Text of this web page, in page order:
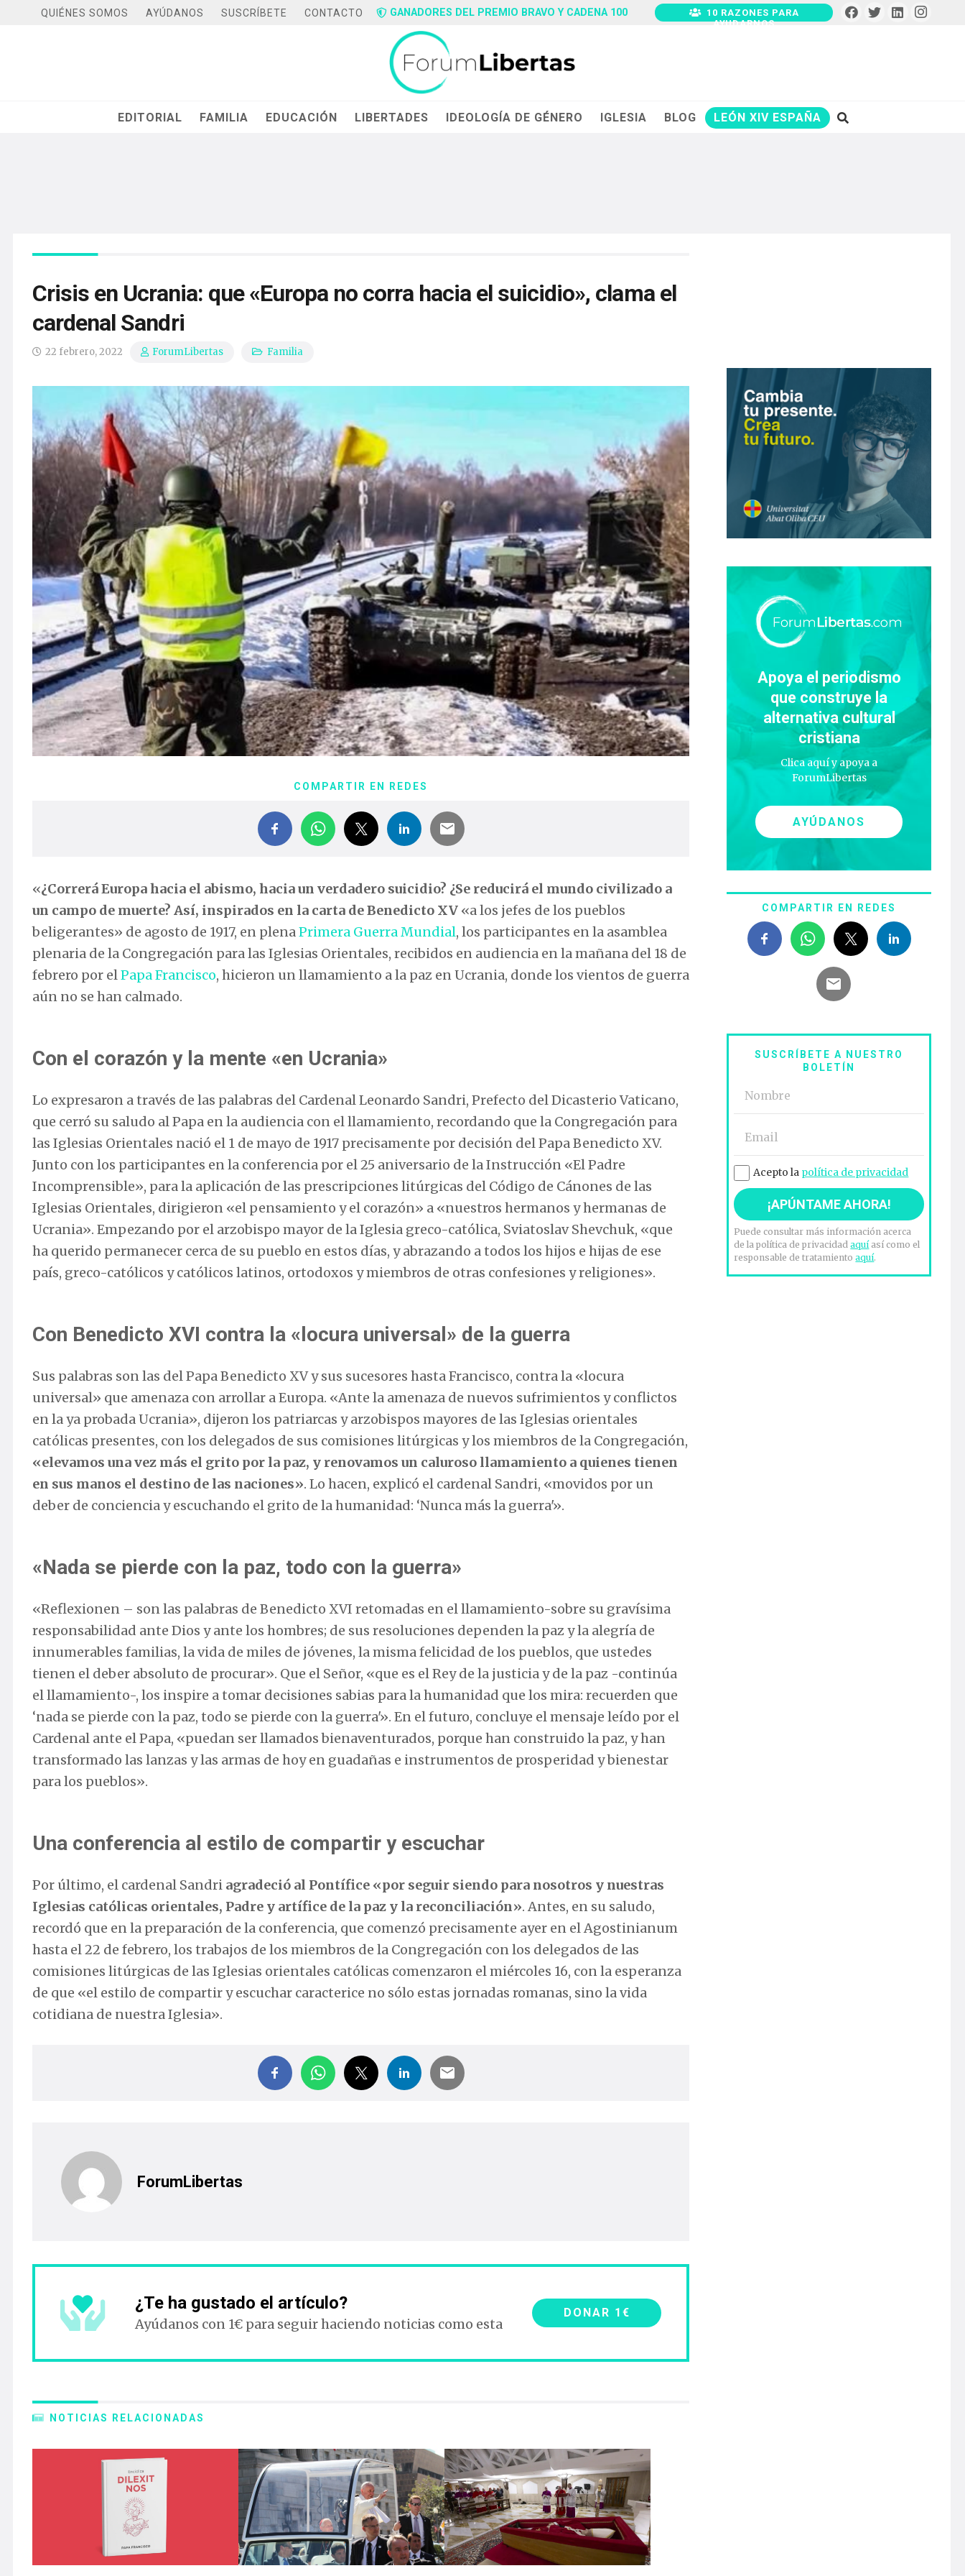
QUIÉNES SOMOS AYÚDANOS SUSCRÍBETE CONTACTO GANADORES DEL PREMIO BRAVO Y CADENA 100
10 RAZONES PARA
AYUDARNOS
EDITORIAL FAMILIA EDUCACIÓN LIBERTADES IDEOLOGÍA DE GÉNERO IGLESIA BLOG LEÓN XIV ESPAÑA
Crisis en Ucrania: que «Europa no corra hacia el suicidio», clama el
cardenal Sandri
22 febrero, 2022 ForumLibertas Familia
COMPARTIR EN REDES
«¿Correrá Europa hacia el abismo, hacia un verdadero suicidio? ¿Se reducirá el mundo civilizado a
un campo de muerte? Así, inspirados en la carta de Benedicto XV «a los jefes de los pueblos
beligerantes» de agosto de 1917, en plenaPrimera Guerra Mundial, los participantes en la asamblea
plenaria de la Congregación para las Iglesias Orientales, recibidos en audiencia en la mañana del 18 de
febrero por elPapa Francisco, hicieron un llamamiento a la paz en Ucrania, donde los vientos de guerra
aún no se han calmado.
Con el corazón y la mente «en Ucrania»
Lo expresaron a través de las palabras del Cardenal Leonardo Sandri, Prefecto del Dicasterio Vaticano,
que cerró su saludo al Papa en la audiencia con el llamamiento, recordando que la Congregación para
las Iglesias Orientales nació el 1 de mayo de 1917 precisamente por decisión del Papa Benedicto XV.
Junto con los participantes en la conferencia por el 25 aniversario de la Instrucción «El Padre
Incomprensible», para la aplicación de las prescripciones litúrgicas del Código de Cánones de las
Iglesias Orientales, dirigieron «el pensamiento y el corazón» a «nuestros hermanos y hermanas de
Ucrania». Empezando por el arzobispo mayor de la Iglesia greco-católica, Sviatoslav Shevchuk, «que
ha querido permanecer cerca de su pueblo en estos días, y abrazando a todos los hijos e hijas de ese
país, greco-católicos y católicos latinos, ortodoxos y miembros de otras confesiones y religiones».
Con Benedicto XVI contra la «locura universal» de la guerra
Sus palabras son las del Papa Benedicto XV y sus sucesores hasta Francisco, contra la «locura
universal» que amenaza con arrollar a Europa. «Ante la amenaza de nuevos sufrimientos y conflictos
en la ya probada Ucrania», dijeron los patriarcas y arzobispos mayores de las Iglesias orientales
católicas presentes, con los delegados de sus comisiones litúrgicas y los miembros de la Congregación,
«elevamos una vez más el grito por la paz, y renovamos un caluroso llamamiento a quienes tienen
en sus manos el destino de las naciones». Lo hacen, explicó el cardenal Sandri, «movidos por un
deber de conciencia y escuchando el grito de la humanidad: ‘Nunca más la guerra'».
«Nada se pierde con la paz, todo con la guerra»
«Reflexionen – son las palabras de Benedicto XVI retomadas en el llamamiento-sobre su gravísima
responsabilidad ante Dios y ante los hombres; de sus resoluciones dependen la paz y la alegría de
innumerables familias, la vida de miles de jóvenes, la misma felicidad de los pueblos, que ustedes
tienen el deber absoluto de procurar». Que el Señor, «que es el Rey de la justicia y de la paz -continúa
el llamamiento-, los inspire a tomar decisiones sabias para la humanidad que los mira: recuerden que
‘nada se pierde con la paz, todo se pierde con la guerra'». En el futuro, concluye el mensaje leído por el
Cardenal ante el Papa, «puedan ser llamados bienaventurados, porque han construido la paz, y han
transformado las lanzas y las armas de hoy en guadañas e instrumentos de prosperidad y bienestar
para los pueblos».
Una conferencia al estilo de compartir y escuchar
Por último, el cardenal Sandri agradeció al Pontífice «por seguir siendo para nosotros y nuestras
Iglesias católicas orientales, Padre y artífice de la paz y la reconciliación». Antes, en su saludo,
recordó que en la preparación de la conferencia, que comenzó precisamente ayer en el Agostinianum
hasta el 22 de febrero, los trabajos de los miembros de la Congregación con los delegados de las
comisiones litúrgicas de las Iglesias orientales católicas comenzaron el miércoles 16, con la esperanza
de que «el estilo de compartir y escuchar caracterice no sólo estas jornadas romanas, sino la vida
cotidiana de nuestra Iglesia».
ForumLibertas
¿Te ha gustado el artículo?
Ayúdanos con 1€ para seguir haciendo noticias como esta
DONAR 1€
NOTICIAS RELACIONADAS
Apoya el periodismo
que construye la
alternativa cultural
cristiana
Clica aquí y apoya a
ForumLibertas
AYÚDANOS
COMPARTIR EN REDES
SUSCRÍBETE A NUESTRO
BOLETÍN
Acepto la política de privacidad
Puede consultar más información acerca
de la política de privacidadaquíasí como el
responsable de tratamientoaquí.